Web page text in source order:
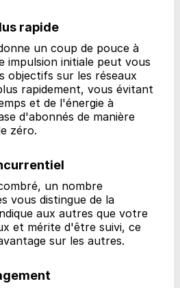
rapide
un coup de pouce à
impulsion initiale peut vous
objectifs sur les réseaux
rapidement, vous évitant
et de l'énergie à
d'abonnés de manière
zéro.
un nombre
vous distingue de la
aux autres que votre
et mérite d'être suivi, ce
sur les autres.